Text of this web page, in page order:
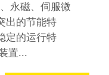
永磁、伺服微
出的节能特
定的运行特
置...